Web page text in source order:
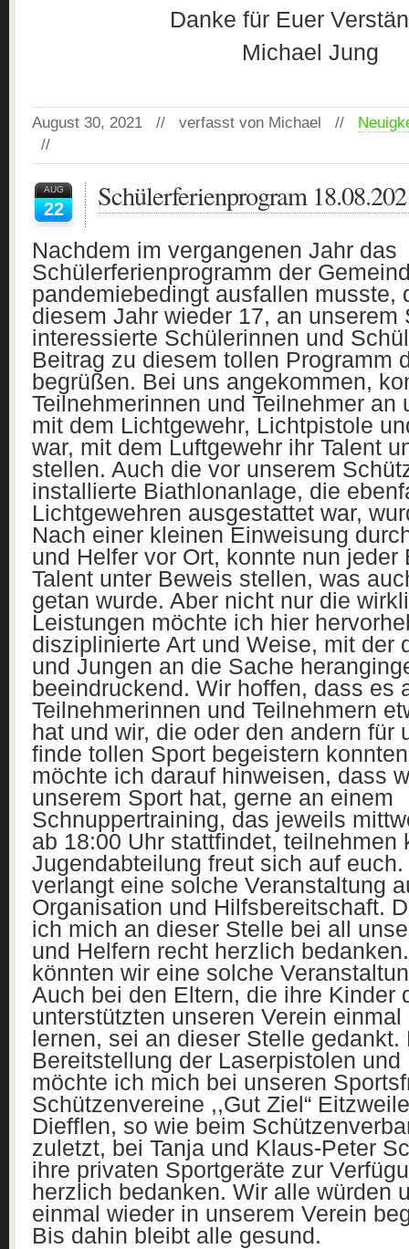
Danke für Euer
Michael Jung
August 30, 2021 // verfasst von Michael //
//
AUG
22 Schülerferienprogram
Nachdem im vergangenen Jahr das
Schülerferienprogramm der
pandemiebedingt ausfallen musste,
diesem Jahr wieder 17, an unserem
interessierte Schülerinnen und
Beitrag zu diesem tollen Programm
begrüßen. Bei uns angekommen,
Teilnehmerinnen und Teilnehmer an
mit dem Lichtgewehr, Lichtpistole
war, mit dem Luftgewehr ihr Talent
stellen. Auch die vor unserem
installierte Biathlonanlage, die
Lichtgewehren ausgestattet war,
Nach einer kleinen Einweisung
und Helfer vor Ort, konnte nun jeder
Talent unter Beweis stellen, was
getan wurde. Aber nicht nur die
Leistungen möchte ich hier
disziplinierte Art und Weise, mit der
und Jungen an die Sache
beeindruckend. Wir hoffen, dass es
Teilnehmerinnen und Teilnehmern
hat und wir, die oder den andern für
finde tollen Sport begeistern
möchte ich darauf hinweisen, dass
unserem Sport hat, gerne an einem
Schnuppertraining, das jeweils
ab 18:00 Uhr stattfindet, teilnehmen
Jugendabteilung freut sich auf
verlangt eine solche Veranstaltung
Organisation und Hilfsbereitschaft.
ich mich an dieser Stelle bei all
und Helfern recht herzlich
könnten wir eine solche
Auch bei den Eltern, die ihre Kinder
unterstützten unseren Verein
lernen, sei an dieser Stelle gedankt.
Bereitstellung der Laserpistolen und
möchte ich mich bei unseren
Schützenvereine ,,Gut Ziel“
Diefflen, so wie beim
zuletzt, bei Tanja und Klaus-Peter
ihre privaten Sportgeräte zur
herzlich bedanken. Wir alle würden
einmal wieder in unserem Verein
Bis dahin bleibt alle gesund.